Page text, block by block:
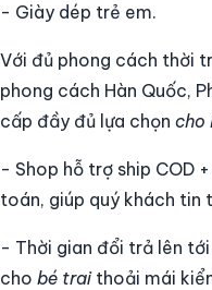
- Giày dép trẻ em.
Với đủ phong cách thời
phong cách Hàn Quốc,
cấp đầy đủ lựa chọn cho
- Shop hỗ trợ ship COD
toán, giúp quý khách tin
- Thời gian đổi trả lên tới
cho bé traithoải mái